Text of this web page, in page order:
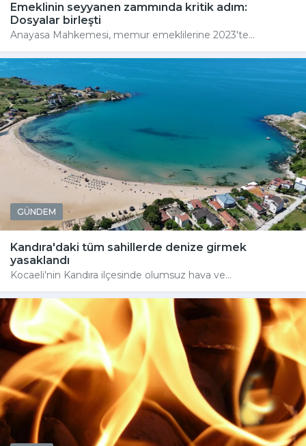
Emeklinin seyyanen zammında kritik adım:
Dosyalar birleşti
Anayasa Mahkemesi, memur emeklilerine 2023'te...
GÜNDEM
Kandıra'daki tüm sahillerde denize girmek
yasaklandı
Kocaeli'nin Kandıra ilçesinde olumsuz hava ve...